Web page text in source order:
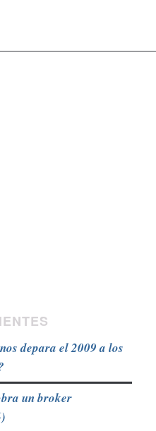
depara el 2009 a los
un broker